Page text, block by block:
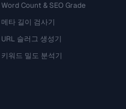
Word Count & SEO Grade
메타 길이 검사기
URL 슬러그 생성기
키워드 밀도 분석기